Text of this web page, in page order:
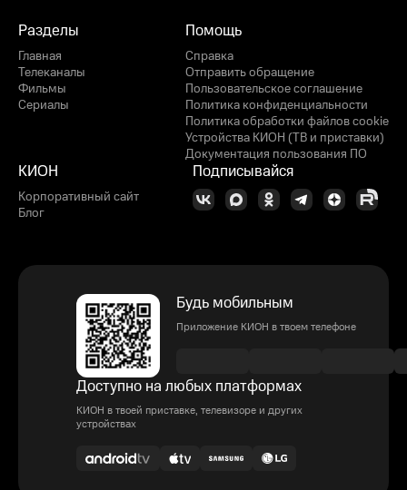
Разделы
Главная
Телеканалы
Фильмы
Сериалы
Помощь
Справка
Отправить обращение
Пользовательское соглашение
Политика конфиденциальности
Политика обработки файлов cookie
Устройства КИОН (ТВ и приставки)
Документация пользования ПО
КИОН
Корпоративный сайт
Блог
Подписывайся
Будь мобильным
Приложение КИОН в твоем телефоне
Доступно на любых платформах
КИОН в твоей приставке, телевизоре и других
устройствах